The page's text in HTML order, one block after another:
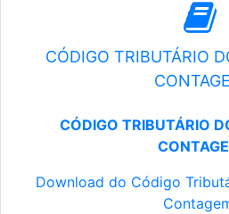
CÓDIGO TRIBUTÁRIO
CÓDIGO TRIBUTÁRIO
Download do Código